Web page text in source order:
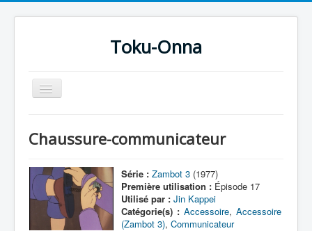
Toku-Onna
Basculer
la
Toku-Actrices
Toku-Critiques
Séries
Films
Chaussure-communicateur
Série : Zambot 3 (1977)
Première utilisation : Épisode 17
Utilisé par : Jin Kappei
Catégorie(s) : Accessoire,Accessoire
(Zambot 3),Communicateur